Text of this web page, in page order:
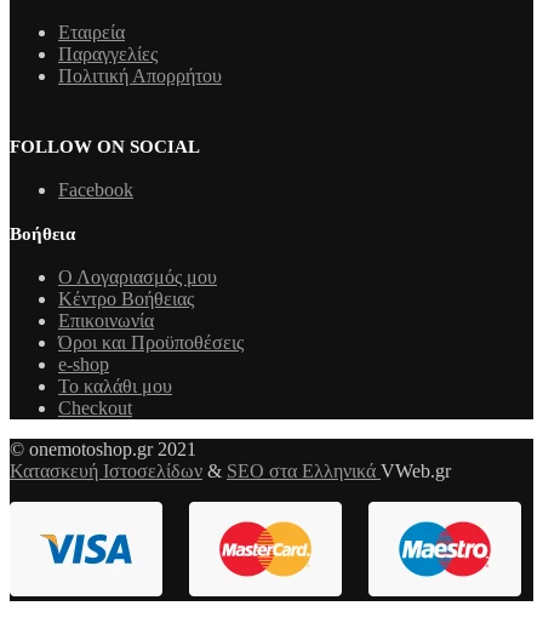
Εταιρεία
Παραγγελίες
Πολιτική Απορρήτου
FOLLOW ON SOCIAL
Facebook
Βοήθεια
Ο Λογαριασμός μου
Κέντρο Βοήθειας
Επικοινωνία
Όροι και Προϋποθέσεις
e-shop
Το καλάθι μου
Checkout
© onemotoshop.gr 2021
Κατασκευή Ιστοσελίδων & SEO στα Ελληνικά VWeb.gr